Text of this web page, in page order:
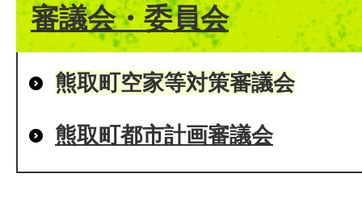
審議会・委員会
熊取町空家等対策審議会
熊取町都市計画審議会